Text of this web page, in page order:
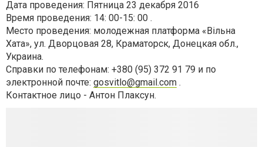
Дата проведения: Пятница 23 декабря 2016
Время проведения: 14: 00-15: 00 .
Место проведения: молодежная платформа «Вільна
Хата», ул. Дворцовая 28, Краматорск, Донецкая обл.,
Украина.
Справки по телефонам: +380 (95) 372 91 79 и по
электронной почте: gosvitlo@gmail.com .
Контактное лицо - Антон Плаксун.